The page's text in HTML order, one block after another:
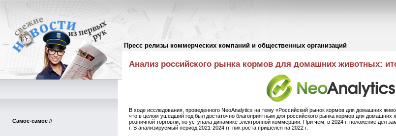
Пресс релизы коммерческих компаний и общественных организаций
Самое-самое //
Пресс-релизы//
Анализ российского рынка кормов для домашних животных:
В ходе исследования, проведенного NeoAnalytics на тему «Российский рынок кормов для домашних
что в целом ушедший год был достаточно благоприятным для российского рынка кормов для домашних
розничной торговли, но уступала динамике электронной коммерции. При чем, в 2024 г. положение дел
г. В анализируемый период 2021-2024 гг. пик роста пришелся на 2022 г.